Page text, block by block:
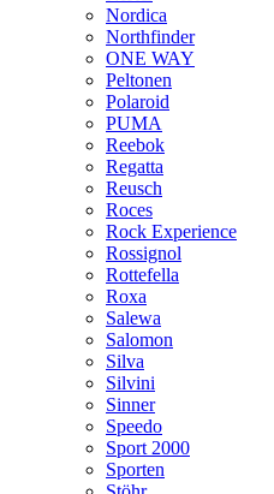
Nordica
Northfinder
ONE WAY
Peltonen
Polaroid
PUMA
Reebok
Regatta
Reusch
Roces
Rock Experience
Rossignol
Rottefella
Roxa
Salewa
Salomon
Silva
Silvini
Sinner
Speedo
Sport 2000
Sporten